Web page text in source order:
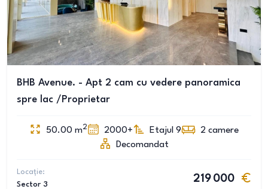
BHB Avenue. - Apt 2 cam cu vedere panoramica
spre lac /Proprietar
50.00 m2 2000+ Etajul 9 2 camere
Decomandat
Locație:
Sector 3
219 000